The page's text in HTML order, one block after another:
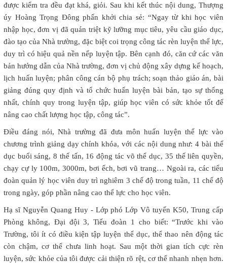
được kiểm tra đều đạt khá, giỏi. Sau khi kết thúc nội dung, Thượng
úy Hoàng Trọng Đông phấn khởi chia sẻ: “Ngay từ khi học viên
nhập học, đơn vị đã quán triệt kỹ lưỡng mục tiêu, yêu cầu giáo dục,
đào tạo của Nhà trường, đặc biệt coi trọng công tác rèn luyện thể lực,
duy trì có hiệu quả nền nếp luyện tập. Bên cạnh đó, căn cứ các văn
bản hướng dẫn của Nhà trường, đơn vị chủ động xây dựng kế hoạch,
lịch huấn luyện; phân công cán bộ phụ trách; soạn thảo giáo án, bài
giảng đúng quy định và tổ chức huấn luyện bài bản, tạo sự thống
nhất, chính quy trong luyện tập, giúp học viên có sức khỏe tốt để
nâng cao chất lượng học tập, công tác”.
Điều đáng nói, Nhà trường đã đưa môn huấn luyện thể lực vào
chương trình giảng dạy chính khóa, với các nội dung như: 4 bài thể
dục buổi sáng, 8 thế tấn, 16 động tác võ thể dục, 35 thế liên quyền,
chạy cự ly 100m, 3000m, bơi ếch, bơi vũ trang… Ngoài ra, các tiểu
đoàn quản lý học viên duy trì nghiêm 3 chế độ trong tuần, 11 chế độ
trong ngày, góp phần nâng cao thể lực cho học viên.
Hạ sĩ Nguyễn Quang Huy - Lớp phó Lớp Vô tuyến K50, Trung cấp
Phòng không, Đại đội 3, Tiểu đoàn 1 cho biết: “Trước khi vào
Trường, tôi ít có điều kiện tập luyện thể dục, thể thao nên động tác
còn chậm, cơ thể chưa linh hoạt. Sau một thời gian tích cực rèn
luyện, sức khỏe của tôi được cải thiện rõ rệt, cơ thể nhanh nhẹn hơn.